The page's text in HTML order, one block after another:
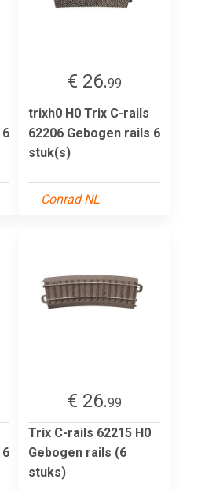
€ 26.99
trixh0 H0 Trix C-rails
62206 Gebogen rails 6
stuk(s)
Conrad NL
€ 26.99
Trix C-rails 62215 H0
Gebogen rails (6
stuks)